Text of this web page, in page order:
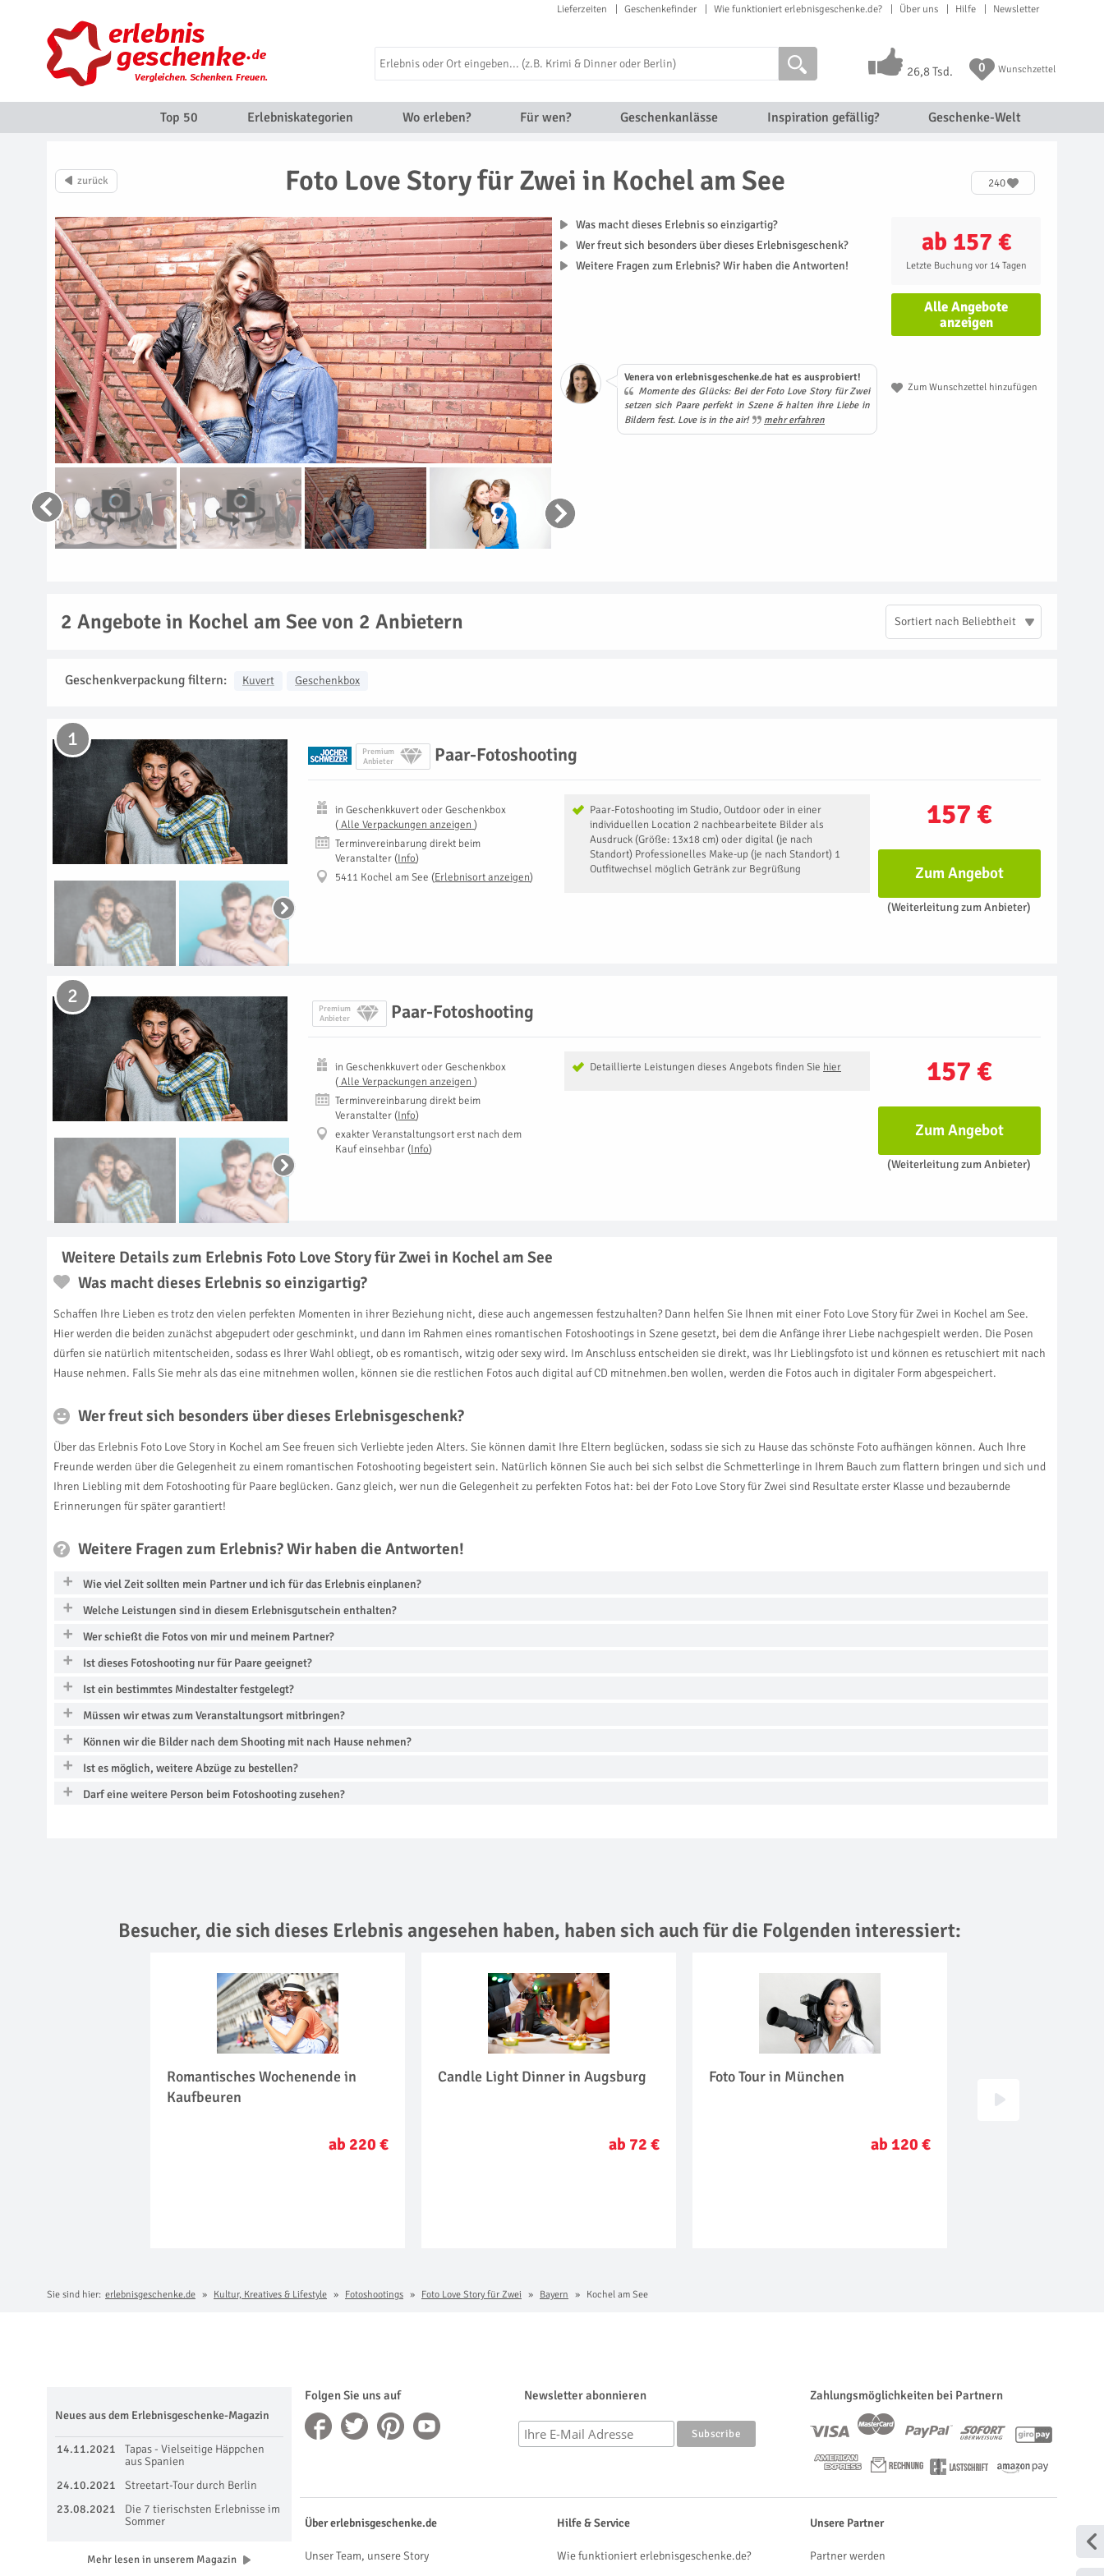
Lieferzeiten Geschenkefinder Wie funktioniert erlebnisgeschenke.de? Über uns Hilfe Newsletter
26,8 Tsd. 0 Wunschzettel
Top 50 Erlebniskategorien Wo erleben? Für wen? Geschenkanlässe Inspiration gefällig? Geschenke-Welt
Foto Love Story für Zwei in Kochel am See 240
ab 157 €
Letzte Buchung vor 14 Tagen
Alle Angebote
anzeigen
Zum Wunschzettel hinzufügen
Was macht dieses Erlebnis so einzigartig?
Wer freut sich besonders über dieses Erlebnisgeschenk?
Weitere Fragen zum Erlebnis? Wir haben die Antworten!
Venera von erlebnisgeschenke.de hat es ausprobiert!
Momente des Glücks: Bei der Foto Love Story für Zwei
setzen sich Paare perfekt in Szene & halten ihre Liebe in
Bildern fest. Love is in the air!
mehr erfahren
2 Angebote in Kochel am See von 2 Anbietern Sortiert nach Beliebtheit
Geschenkverpackung filtern: Kuvert Geschenkbox
Premium
Anbieter
Paar-Fotoshooting
1
157 €
Paar-Fotoshooting im Studio, Outdoor oder in einer
individuellen Location 2 nachbearbeitete Bilder als
Ausdruck (Größe: 13x18 cm) oder digital (je nach
Standort) Professionelles Make-up (je nach Standort) 1
Outfitwechsel möglich Getränk zur Begrüßung
inGeschenkkuvert oder Geschenkbox
( Alle Verpackungen anzeigen )
Terminvereinbarung direkt beim
Veranstalter (Info)
5411 Kochel am See (Erlebnisort anzeigen) Zum Angebot
(Weiterleitung zum Anbieter)
Premium
Anbieter
Paar-Fotoshooting
2
157 €
Detaillierte Leistungen dieses Angebots finden Sie hier
inGeschenkkuvert oder Geschenkbox
( Alle Verpackungen anzeigen )
Terminvereinbarung direkt beim
Veranstalter (Info)
exakter Veranstaltungsort erst nach dem
Kauf einsehbar (Info)
Zum Angebot
(Weiterleitung zum Anbieter)
Weitere Details zum Erlebnis Foto Love Story für Zwei in Kochel am See
Was macht dieses Erlebnis so einzigartig?
Schaffen Ihre Lieben es trotz den vielen perfekten Momenten in ihrer Beziehung nicht, diese auch angemessen festzuhalten? Dann helfen Sie Ihnen mit einer Foto Love Story für Zwei in Kochel am See.
Hier werden die beiden zunächst abgepudert oder geschminkt, und dann im Rahmen eines romantischen Fotoshootings in Szene gesetzt, bei dem die Anfänge ihrer Liebe nachgespielt werden. Die Posen
dürfen sie natürlich mitentscheiden, sodass es Ihrer Wahl obliegt, ob es romantisch, witzig oder sexy wird. Im Anschluss entscheiden sie direkt, was Ihr Lieblingsfoto ist und können es retuschiert mit nach
Hause nehmen. Falls Sie mehr als das eine mitnehmen wollen, können sie die restlichen Fotos auch digital auf CD mitnehmen.ben wollen, werden die Fotos auch in digitaler Form abgespeichert.
Wer freut sich besonders über dieses Erlebnisgeschenk?
Über das Erlebnis Foto Love Story in Kochel am See freuen sich Verliebte jeden Alters. Sie können damit Ihre Eltern beglücken, sodass sie sich zu Hause das schönste Foto aufhängen können. Auch Ihre
Freunde werden über die Gelegenheit zu einem romantischen Fotoshooting begeistert sein. Natürlich können Sie auch bei sich selbst die Schmetterlinge in Ihrem Bauch zum flattern bringen und sich und
Ihren Liebling mit dem Fotoshooting für Paare beglücken. Ganz gleich, wer nun die Gelegenheit zu perfekten Fotos hat: bei der Foto Love Story für Zwei sind Resultate erster Klasse und bezaubernde
Erinnerungen für später garantiert!
Weitere Fragen zum Erlebnis? Wir haben die Antworten!
Wie viel Zeit sollten mein Partner und ich für das Erlebnis einplanen?
Welche Leistungen sind in diesem Erlebnisgutschein enthalten?
Wer schießt die Fotos von mir und meinem Partner?
Ist dieses Fotoshooting nur für Paare geeignet?
Ist ein bestimmtes Mindestalter festgelegt?
Müssen wir etwas zum Veranstaltungsort mitbringen?
Können wir die Bilder nach dem Shooting mit nach Hause nehmen?
Ist es möglich, weitere Abzüge zu bestellen?
Darf eine weitere Person beim Fotoshooting zusehen?
Besucher, die sich dieses Erlebnis angesehen haben, haben sich auch für die Folgenden interessiert:
Romantisches Wochenende in
Kaufbeuren
ab 220 €
Candle Light Dinner in Augsburg
ab 72 €
Foto Tour in München
ab 120 €
Sie sind hier: erlebnisgeschenke.de Kultur, Kreatives & Lifestyle Fotoshootings Foto Love Story für Zwei Bayern Kochel am See
Folgen Sie uns auf Newsletter abonnieren Zahlungsmöglichkeiten bei Partnern
Neues aus dem Erlebnisgeschenke-Magazin
14.11.2021
Tapas - Vielseitige Häppchen
aus Spanien
24.10.2021
Streetart-Tour durch Berlin
23.08.2021
Die 7 tierischsten Erlebnisse im
Sommer
Mehr lesen in unserem Magazin
Über erlebnisgeschenke.de
Unser Team, unsere Story
Hilfe & Service
Wie funktioniert erlebnisgeschenke.de?
Unsere Partner
Partner werden